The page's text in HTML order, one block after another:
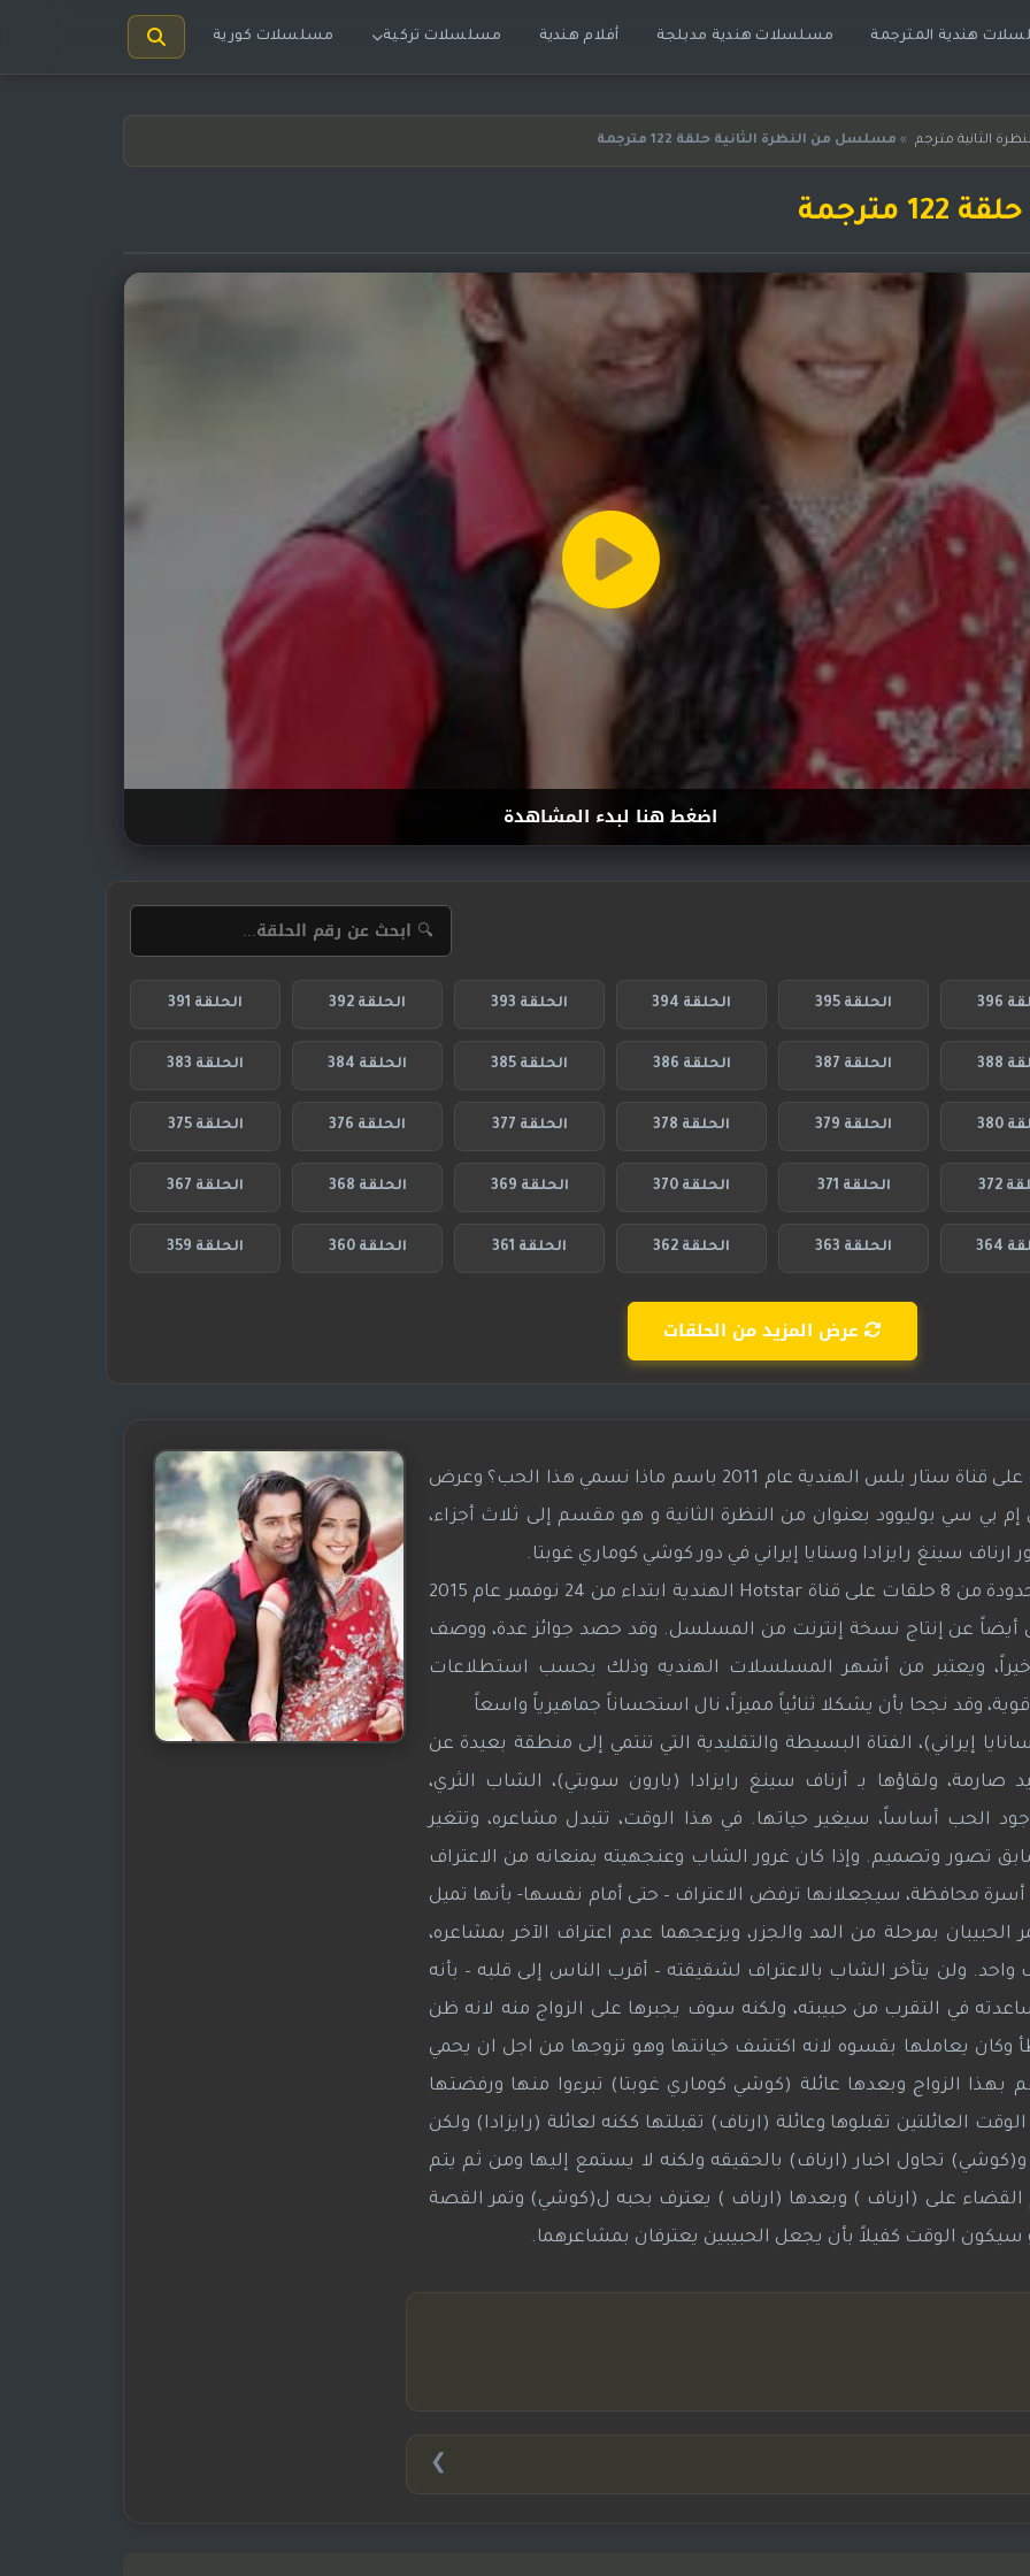
هندية المترجمة مسلسلات هندية مدبلجة أفلام هندية مسلسلات تركية مسلسلات كورية
الثانية مترجم » مسلسل من النظرة الثانية حلقة 122 مترجمة
اضغط هنا لبدء المشاهدة
396 الحلقة 395 الحلقة 394 الحلقة 393 الحلقة 392 الحلقة 391
388 الحلقة 387 الحلقة 386 الحلقة 385 الحلقة 384 الحلقة 383
380 الحلقة 379 الحلقة 378 الحلقة 377 الحلقة 376 الحلقة 375
372 الحلقة 371 الحلقة 370 الحلقة 369 الحلقة 368 الحلقة 367
364 الحلقة 363 الحلقة 362 الحلقة 361 الحلقة 360 الحلقة 359
عرض المزيد من الحلقات
هو مسلسل تقليدي هندي عرض لأول مرة على قناة ستار بلس الهندية عام 2011 باسم ماذا نسمي هذا الحب؟ وعرض
بي سي بوليوود بعنوان من النظرة الثانية و هو مقسم إلى ثلاث أجزاء،
سينغ رايزادا وسنايا إيراني في دور كوشي كوماري غوبتا.
وتم بث المسلسل في الهند لمجموعة محدودة من 8 حلقات على قناة Hotstar الهندية ابتداء من 24 نوفمبر عام 2015
أيضاً عن إنتاج نسخة إنترنت من المسلسل. وقد حصد جوائز عدة، ووصف
أخيراً، ويعتبر من أشهر المسلسلات الهنديه وذلك بحسب استطلاعات
وقد نجحا بأن يشكلا ثنائياً مميزاً، نال استحساناً جماهيرياً واسعاً
إيراني)، الفتاة البسيطة والتقليدية التي تنتمي إلى منطقة بعيدة عن
ولقاؤها بـ أرناف سينغ رايزادا (بارون سوبتي)، الشاب الثري،
الحب أساساً، سيغير حياتها. في هذا الوقت، تتبدل مشاعره، وتتغير
تصور وتصميم. وإذا كان غرور الشاب وعنجهيته يمنعانه من الاعتراف
أسرة محافظة، سيجعلانها ترفض الاعتراف – حتى أمام نفسها- بأنها تميل
الحبيبان بمرحلة من المد والجزر، ويزعجهما عدم اعتراف الآخر بمشاعره،
ولن يتأخر الشاب بالاعتراف لشقيقته – أقرب الناس إلى قلبه – بأنه
في التقرب من حبيبته، ولكنه سوف يجبرها على الزواج منه لانه ظن
وكان يعاملها بقسوه لانه اكتشف خيانتها وهو تزوجها من اجل ان يحمي
بهذا الزواج وبعدها عائلة (كوشي كوماري غوبتا) تبرءوا منها ورفضتها
العائلتين تقبلوها وعائلة (ارناف) تقبلتها ككنه لعائلة (رايزادا) ولكن
تحاول اخبار (ارناف) بالحقيقه ولكنه لا يستمع إليها ومن ثم يتم
على (ارناف ) وبعدها (ارناف ) يعترف بحبه ل(كوشي) وتمر القصة
الوقت كفيلاً بأن يجعل الحبيبين يعترفان بمشاعرهما.
❯